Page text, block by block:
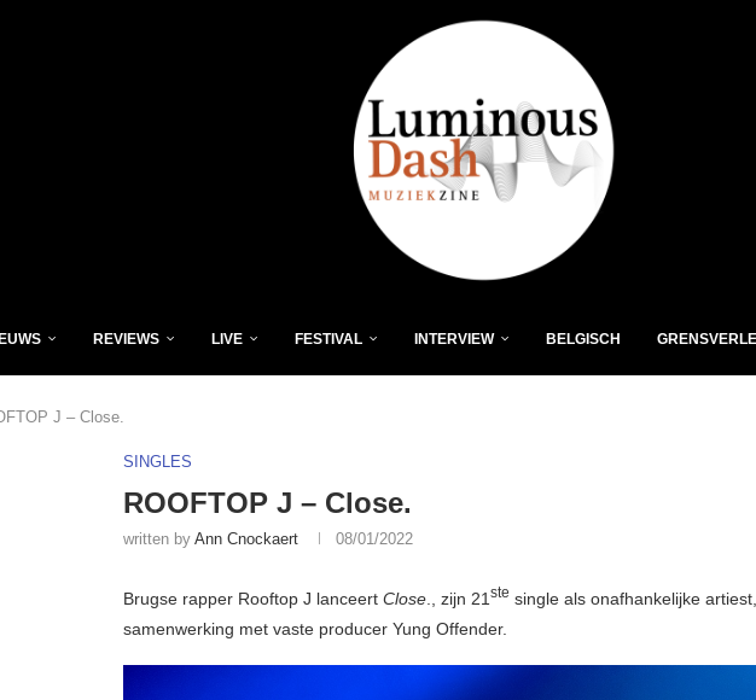
REVIEWS LIVE FESTIVAL INTERVIEW BELGISCH
J – Close.
SINGLES
ROOFTOP J – Close.
written by Ann Cnockaert 08/01/2022
Brugse rapper Rooftop J lanceert Close ., zijn 21 ste single als onafhankelijke
samenwerking met vaste producer Yung Offender.